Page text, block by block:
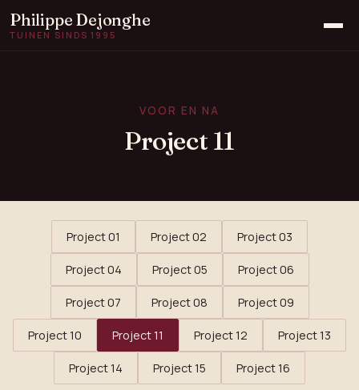
Philippe Dejonghe
TUINEN SINDS 1995
Collega's
Contact
VOOR EN NA
Project 11
Project 01 Project 02 Project 03
Project 04 Project 05 Project 06
Project 07 Project 08 Project 09
Project 10 Project 11 Project 12 Project 13
Project 14 Project 15 Project 16